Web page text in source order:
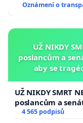
Oznámení o
UŽ NIKDY
poslancům a
aby se
UŽ NIKDY SMRT
poslancům a
aby se tragédie
4 565 podpisů